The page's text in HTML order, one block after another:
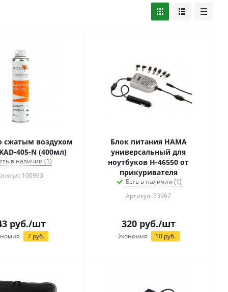
сжатым воздухом
405-N (400мл)
в наличии (1)
100993
руб./шт
7руб.
Блок питания HAMA
универсальный для
ноутбуков H-46550 от
прикуривателя
Есть в наличии (1)
Артикул: 73967
320руб./шт
Экономия 10 руб.